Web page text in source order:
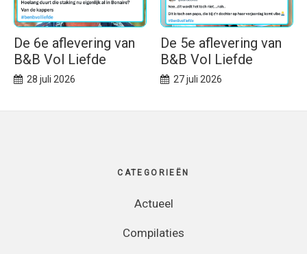
De 6e aflevering van
B&B Vol Liefde
28 juli 2026
De 5e aflevering van
B&B Vol Liefde
27 juli 2026
CATEGORIEËN
Actueel
Compilaties